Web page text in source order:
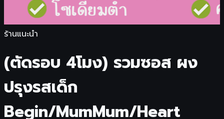
ร้านแนะนำ
(ตัดรอบ 4โมง) รวมซอส ผง
ปรุงรสเด็ก
Begin/MumMum/Heart